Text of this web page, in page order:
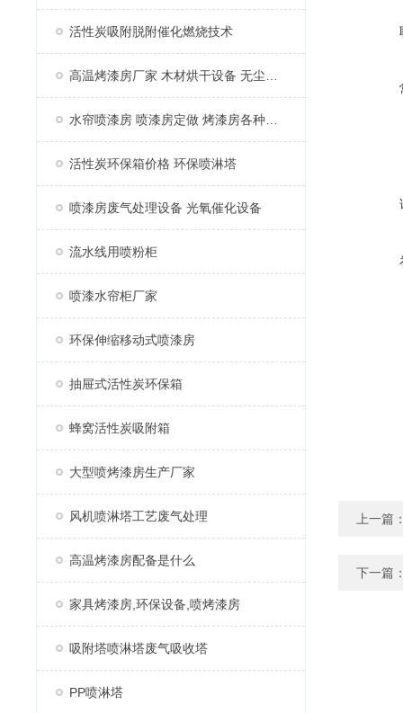
活性炭吸附脱附催化燃烧技术
活性炭环保箱价格 环保喷淋塔
喷漆房废气处理设备 光氧催化设备
流水线用喷粉柜
喷漆水帘柜厂家
环保伸缩移动式喷漆房
抽屉式活性炭环保箱
蜂窝活性炭吸附箱
大型喷烤漆房生产厂家
风机喷淋塔工艺废气处理
高温烤漆房配备是什么
家具烤漆房,环保设备,喷烤漆房
吸附塔喷淋塔废气吸收塔
PP喷淋塔
上一篇
下一篇